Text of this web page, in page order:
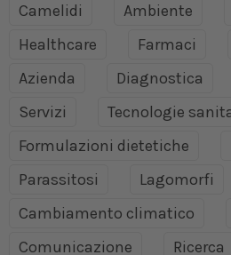
Camelidi
Ambiente
Healthcare
Farmaci
Azienda
Diagnostica
Servizi
Tecnologie
Formulazioni dietetiche
Parassitosi
Lagomorfi
Cambiamento climatico
Comunicazione
Ricerca